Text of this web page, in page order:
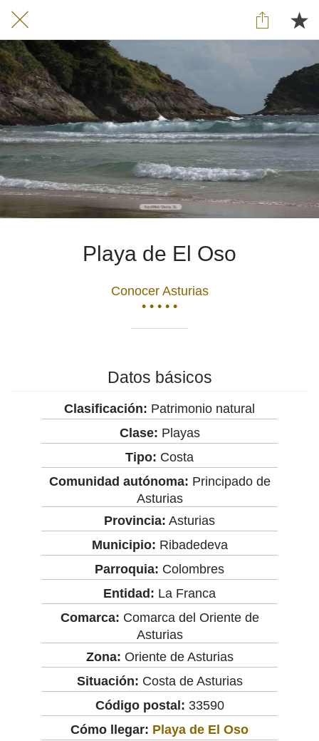
Playa de El Oso
Conocer Asturias
• • • • •
Datos básicos
Clasificación: Patrimonio natural
Clase: Playas
Tipo: Costa
Comunidad autónoma: Principado de
Asturias
Provincia: Asturias
Municipio: Ribadedeva
Parroquia: Colombres
Entidad: La Franca
Comarca: Comarca del Oriente de
Asturias
Zona: Oriente de Asturias
Situación: Costa de Asturias
Código postal: 33590
Cómo llegar: Playa de El Oso